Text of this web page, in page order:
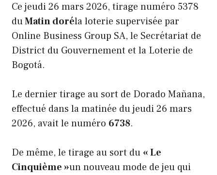
Ce jeudi 26 mars 2026, tirage numéro 5378
duMatin doréla loterie supervisée par
Online Business Group SA, le Secrétariat de
District du Gouvernement et la Loterie de
Bogotá.
Le dernier tirage au sort de Dorado Mañana,
effectué dans la matinée du jeudi 26 mars
2026, avait le numéro 6738.
De même, le tirage au sort du« Le
Cinquième »un nouveau mode de jeu qui